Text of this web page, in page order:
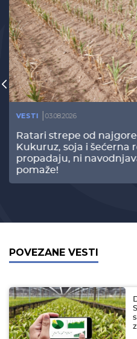
VESTI 03.08.2026
Ratari strepe od
Kukuruz, soja i šećerna
propadaju, ni
pomaže!
POVEZANE VESTI